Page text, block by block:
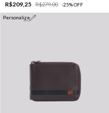
R$209,25
R$279,00 -25%OFF
Personalize